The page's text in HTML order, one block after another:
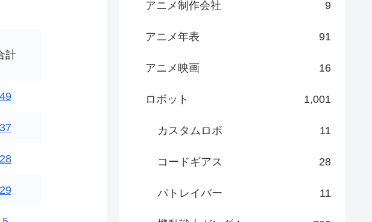
計
49
37
28
29
アニメ制作会社 9
アニメ年表 91
アニメ映画 16
ロボット 1,001
カスタムロボ 11
コードギアス 28
パトレイバー 11